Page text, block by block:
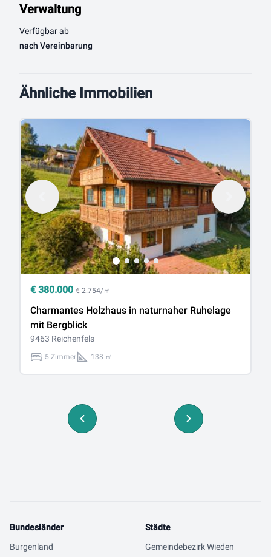
Verwaltung
Verfügbar ab
nach Vereinbarung
Ähnliche Immobilien
€ 380.000 € 2.754/㎡
Charmantes Holzhaus in naturnaher Ruhelage
mit Bergblick
9463 Reichenfels
5 Zimmer 138 ㎡
Bundesländer
Burgenland
Städte
Gemeindebezirk Wieden